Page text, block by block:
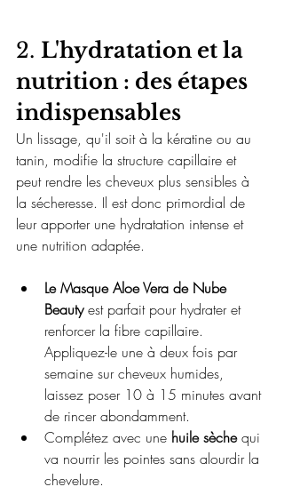
2. L'hydratation et la
nutrition : des étapes
indispensables
Un lissage, qu'il soit à la kératine ou au
tanin, modifie la structure capillaire et
peut rendre les cheveux plus sensibles à
la sécheresse. Il est donc primordial de
leur apporter une hydratation intense et
une nutrition adaptée.
Le Masque Aloe Vera de Nube
Beauty est parfait pour hydrater et
renforcer la fibre capillaire.
Appliquez-le une à deux fois par
semaine sur cheveux humides,
laissez poser 10 à 15 minutes avant
de rincer abondamment.
Complétez avec une huile sèche qui
va nourrir les pointes sans alourdir la
chevelure.